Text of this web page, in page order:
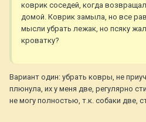
коврик соседей, когда
домой. Коврик замыла, но все
мысли убрать лежак, но псяку
кроватку?
Вариант один: убрать ковры, не
плюнула, их у меня две, регулярно
не могу полностью, т.к. собаки две,